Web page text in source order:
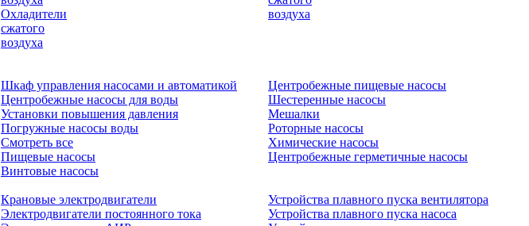
Охладители
сжатого
воздуха
воздуха
Шкаф управления насосами и автоматикой
Центробежные насосы для воды
Установки повышения давления
Погружные насосы воды
Смотреть все
Пищевые насосы
Винтовые насосы
Центробежные пищевые насосы
Шестеренные насосы
Мешалки
Роторные насосы
Химические насосы
Центробежные герметичные насосы
Крановые электродвигатели
Электродвигатели постоянного тока
Устройства плавного пуска вентилятора
Устройства плавного пуска насоса